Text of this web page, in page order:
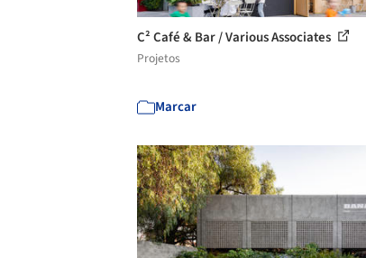
C² Café & Bar / Various Associates
Projetos
Marcar